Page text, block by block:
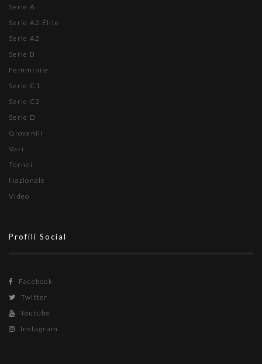
Serie A
Serie A2 Élite
Serie A2
Serie B
Femminile
Serie C1
Serie C2
Serie D
Giovanili
Vari
Tornei
Nazionale
Video
Profili Social
Facebook
Twitter
Youtube
Instagram